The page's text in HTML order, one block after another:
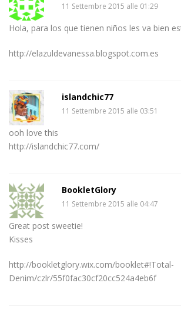
11 Settembre 2015 alle 01:29
Hola, para los que tienen niños les va bien
http://elazuldevanessa.blogspot.com.es
islandchic77
11 Settembre 2015 alle 03:51
ooh love this
http://islandchic77.com/
BookletGlory
11 Settembre 2015 alle 04:47
Great post sweetie!
Kisses
http://bookletglory.wix.com/booklet#!Total-
Denim/czlr/55f0fac30cf20cc524a4eb6f